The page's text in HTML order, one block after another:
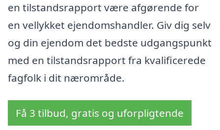
en tilstandsrapport være afgørende for
en vellykket ejendomshandler. Giv dig selv
og din ejendom det bedste udgangspunkt
med en tilstandsrapport fra kvalificerede
fagfolk i dit nærområde.
Få 3 tilbud, gratis og uforpligtende